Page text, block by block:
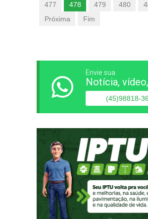
477
478 479 480
Próxima
Fim
Envie sua
Notícia,
(45)98818-